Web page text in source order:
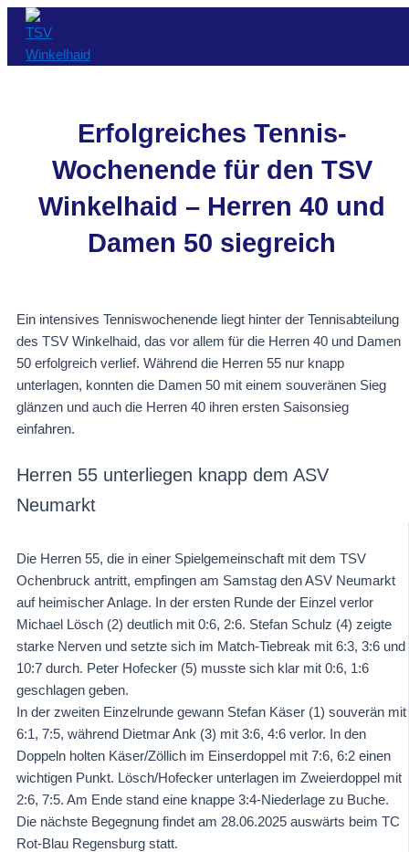
Zum
Inhalt
springen
Erfolgreiches Tennis-
Wochenende für den TSV
Winkelhaid – Herren 40 und
Damen 50 siegreich
Ein intensives Tenniswochenende liegt hinter der Tennisabteilung
des TSV Winkelhaid, das vor allem für die Herren 40 und Damen
50 erfolgreich verlief. Während die Herren 55 nur knapp
unterlagen, konnten die Damen 50 mit einem souveränen Sieg
glänzen und auch die Herren 40 ihren ersten Saisonsieg
einfahren.
Herren 55 unterliegen knapp dem ASV
Neumarkt
Die Herren 55, die in einer Spielgemeinschaft mit dem TSV
Ochenbruck antritt, empfingen am Samstag den ASV Neumarkt
auf heimischer Anlage. In der ersten Runde der Einzel verlor
Michael Lösch (2) deutlich mit 0:6, 2:6. Stefan Schulz (4) zeigte
starke Nerven und setzte sich im Match-Tiebreak mit 6:3, 3:6 und
10:7 durch. Peter Hofecker (5) musste sich klar mit 0:6, 1:6
geschlagen geben.
In der zweiten Einzelrunde gewann Stefan Käser (1) souverän mit
6:1, 7:5, während Dietmar Ank (3) mit 3:6, 4:6 verlor. In den
Doppeln holten Käser/Zöllich im Einserdoppel mit 7:6, 6:2 einen
wichtigen Punkt. Lösch/Hofecker unterlagen im Zweierdoppel mit
2:6, 7:5. Am Ende stand eine knappe 3:4-Niederlage zu Buche.
Die nächste Begegnung findet am 28.06.2025 auswärts beim TC
Rot-Blau Regensburg statt.
Beitragsnavigation